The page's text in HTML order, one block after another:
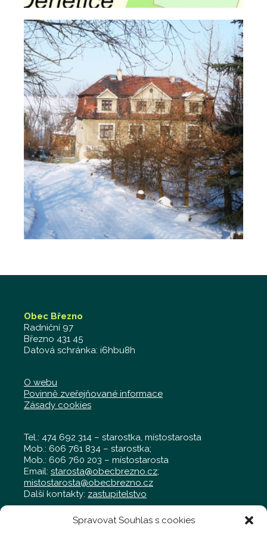
Spravovat Souhlas s cookies
Obec Březno
Radniční 97
Březno 431 45
Datová schránka: i6hbu8h
O webu
Povinně zveřejňované informace
Zásady cookies
Tel.: 474 692 314 – starostka, místostarosta
Mob.: 606 761 834 – starostka;
Mob.: 606 760 203 – místostarosta
Email: starosta@obecbrezno.cz;
mistostarosta@obecbrezno.cz
Další kontakty: zastupitelstvo
Obecní úřad Březno